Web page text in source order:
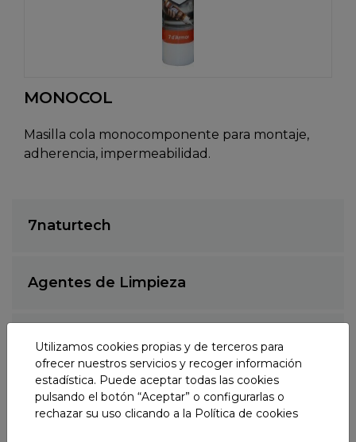
MONOCOL
Masilla cola monocomponente para montaje,
adherencia, impermeabilidad.
7naturtech
Agentes de Limpieza
Lubricación
Tratamiento de desagües y sanitarios
Utilizamos cookies propias y de terceros para
ofrecer nuestros servicios y recoger información
estadística. Puede aceptar todas las cookies
pulsando el botón “Aceptar” o configurarlas o
rechazar su uso clicando a la Política de cookies